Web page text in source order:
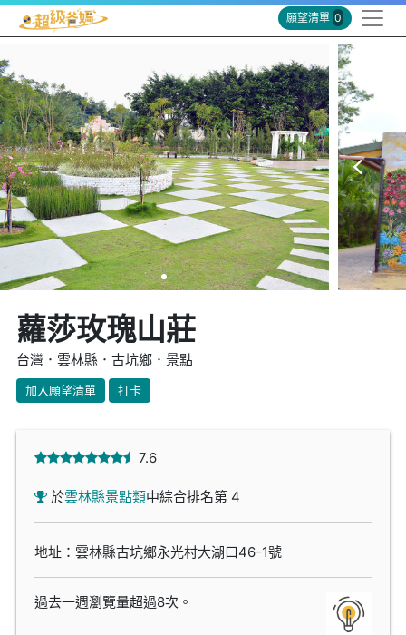
願望清單 0
蘿莎玫瑰山莊
台灣．雲林縣．古坑鄉．景點
加入願望清單 打卡
7.6
於雲林縣景點類中綜合排名第 4
地址：雲林縣古坑鄉永光村大湖口46-1號
過去一週瀏覽量超過8次。